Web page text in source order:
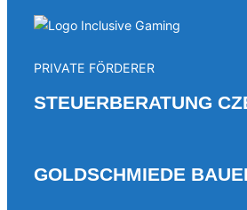
PRIVATE FÖRDERER
STEUERBERATUNG
GOLDSCHMIEDE